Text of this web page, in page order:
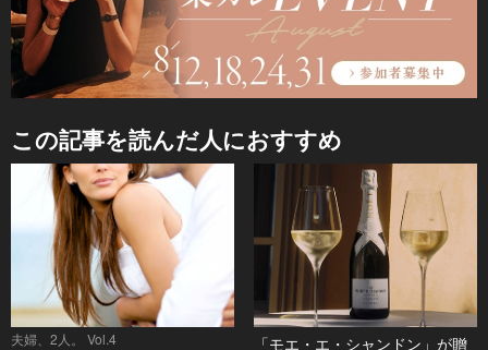
この記事を読んだ人におすすめ
夫婦、2人。 Vol.4 「モエ・エ・シャンドン」が贈